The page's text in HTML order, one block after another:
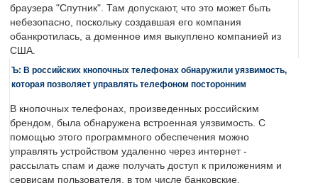
браузера "Спутник". Там допускают, что это может быть
небезопасно, поскольку создавшая его компания
обанкротилась, а доменное имя выкуплено компанией из
США.
Ъ: В российских кнопочных телефонах обнаружили уязвимость,
которая позволяет управлять телефоном посторонним
В кнопочных телефонах, произведенных российским
брендом, была обнаружена встроенная уязвимость. С
помощью этого программного обеспечения можно
управлять устройством удаленно через интернет -
рассылать спам и даже получать доступ к приложениям и
сервисам пользователя, в том числе банковские.